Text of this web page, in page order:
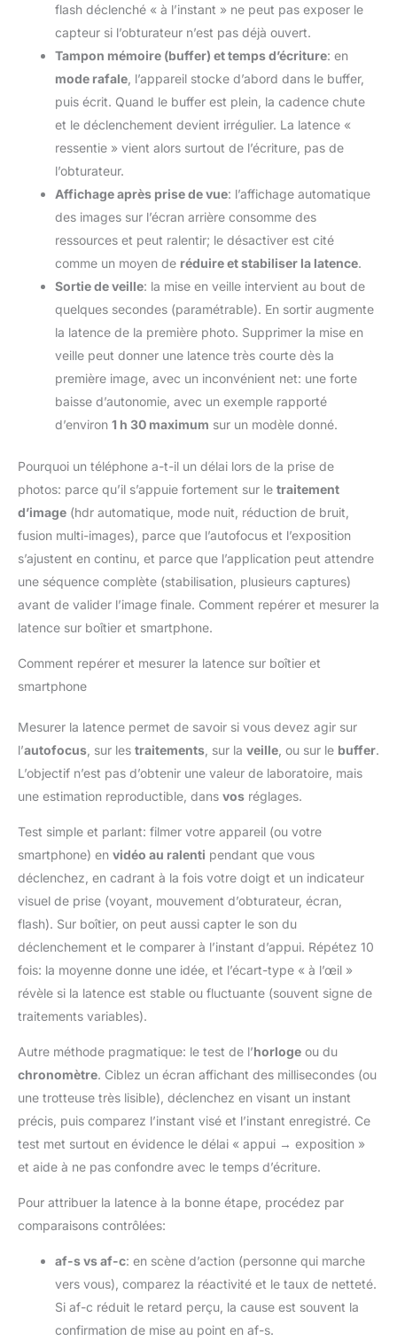
flash déclenché « à l’instant » ne peut pas exposer le
capteur si l’obturateur n’est pas déjà ouvert.
Tampon mémoire (buffer) et temps d’écriture: en
mode rafale , l’appareil stocke d’abord dans le buffer,
puis écrit. Quand le buffer est plein, la cadence chute
et le déclenchement devient irrégulier. La latence «
ressentie » vient alors surtout de l’écriture, pas de
l’obturateur.
Affichage après prise de vue: l’affichage automatique
des images sur l’écran arrière consomme des
ressources et peut ralentir; le désactiver est cité
comme un moyen de réduire et stabiliser la latence.
Sortie de veille: la mise en veille intervient au bout de
quelques secondes (paramétrable). En sortir augmente
la latence de la première photo. Supprimer la mise en
veille peut donner une latence très courte dès la
première image, avec un inconvénient net: une forte
baisse d’autonomie, avec un exemple rapporté
d’environ 1 h 30 maximum sur un modèle donné.
Pourquoi un téléphone a-t-il un délai lors de la prise de
photos: parce qu’il s’appuie fortement sur le traitement
d’image (hdr automatique, mode nuit, réduction de bruit,
fusion multi-images), parce que l’autofocus et l’exposition
s’ajustent en continu, et parce que l’application peut attendre
une séquence complète (stabilisation, plusieurs captures)
avant de valider l’image finale. Comment repérer et mesurer la
latence sur boîtier et smartphone.
Comment repérer et mesurer la latence sur boîtier et
smartphone
Mesurer la latence permet de savoir si vous devez agir sur
l’autofocus , sur les traitements , sur la veille , ou sur le buffer.
L’objectif n’est pas d’obtenir une valeur de laboratoire, mais
une estimation reproductible, dans vos réglages.
Test simple et parlant: filmer votre appareil (ou votre
smartphone) en vidéo au ralenti pendant que vous
déclenchez, en cadrant à la fois votre doigt et un indicateur
visuel de prise (voyant, mouvement d’obturateur, écran,
flash). Sur boîtier, on peut aussi capter le son du
déclenchement et le comparer à l’instant d’appui. Répétez 10
fois: la moyenne donne une idée, et l’écart-type « à l’œil »
révèle si la latence est stable ou fluctuante (souvent signe de
traitements variables).
Autre méthode pragmatique: le test de l’horloge ou du
chronomètre. Ciblez un écran affichant des millisecondes (ou
une trotteuse très lisible), déclenchez en visant un instant
précis, puis comparez l’instant visé et l’instant enregistré. Ce
test met surtout en évidence le délai « appui → exposition »
et aide à ne pas confondre avec le temps d’écriture.
Pour attribuer la latence à la bonne étape, procédez par
comparaisons contrôlées:
af-s vs af-c: en scène d’action (personne qui marche
vers vous), comparez la réactivité et le taux de netteté.
Si af-c réduit le retard perçu, la cause est souvent la
confirmation de mise au point en af-s.